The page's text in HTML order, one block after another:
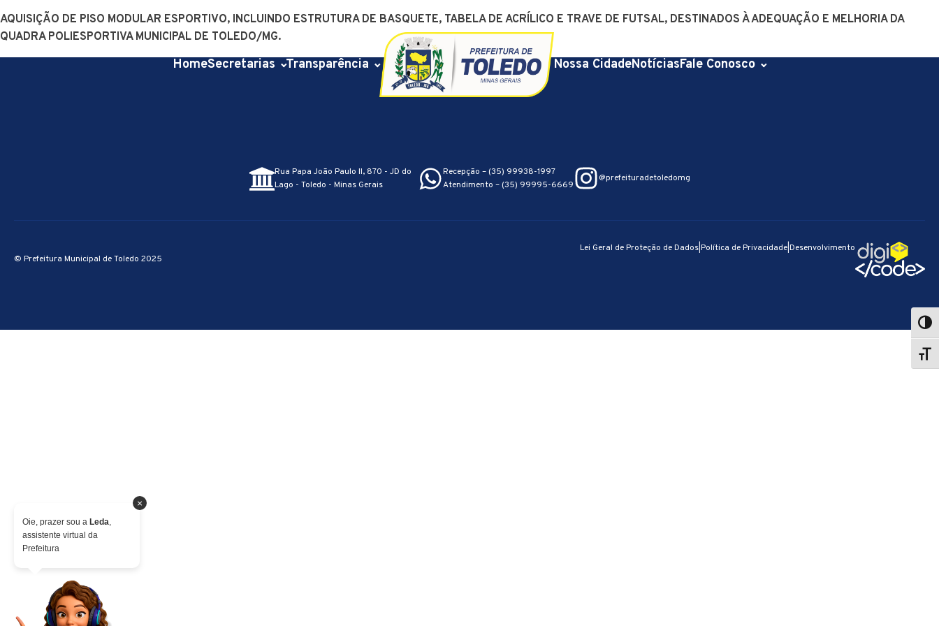
HomeSecretarias Transparência Nossa CidadeNotíciasFale Conosco
AQUISIÇÃO DE PISO MODULAR ESPORTIVO, INCLUINDO ESTRUTURA DE BASQUETE, TABELA DE ACRÍLICO E TRAVE DE FUTSAL, DESTINADOS À ADEQUAÇÃO E MELHORIA DA
QUADRA POLIESPORTIVA MUNICIPAL DE TOLEDO/MG.
Rua Papa João Paulo II, 870 - JD do
Lago - Toledo - Minas Gerais
Recepção – (35) 99938-1997
Atendimento – (35) 99995-6669
@prefeituradetoledomg
© Prefeitura Municipal de Toledo 2025
Lei Geral de Proteção de DadosPolítica de PrivacidadeDesenvolvimento
×
Oie, prazer sou a Leda,
assistente virtual da
Prefeitura